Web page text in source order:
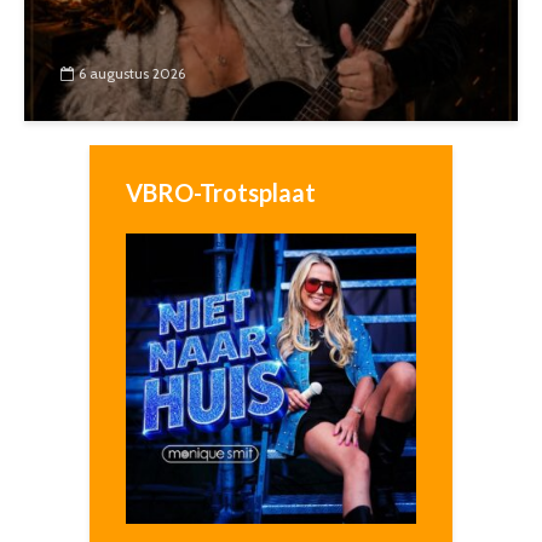
6 augustus 2026
VBRO-Trotsplaat